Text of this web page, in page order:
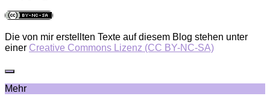
Die von mir erstellten Texte auf diesem Blog stehen unter
einer Creative Commons Lizenz (CC BY-NC-SA)
Mehr